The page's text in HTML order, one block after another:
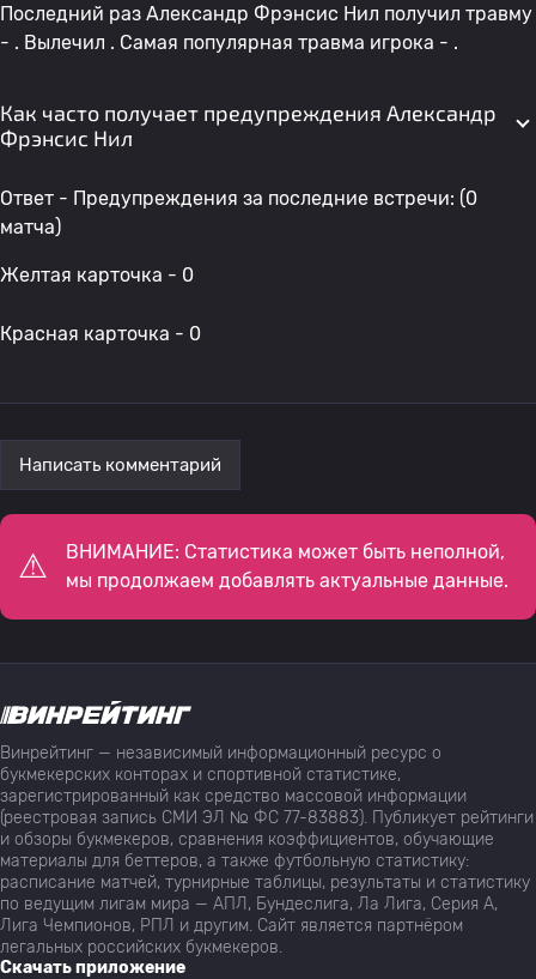
Последний раз Александр Фрэнсис Нил получил травму
- . Вылечил . Самая популярная травма игрока - .
Как часто получает предупреждения Александр
Фрэнсис Нил
Ответ - Предупреждения за последние встречи: (0
матча)
Желтая карточка - 0
Красная карточка - 0
Написать комментарий
ВНИМАНИЕ: Статистика может быть неполной,
мы продолжаем добавлять актуальные данные.
Винрейтинг — независимый информационный ресурс о
букмекерских конторах и спортивной статистике,
зарегистрированный как средство массовой информации
(реестровая запись СМИ ЭЛ № ФС 77-83883). Публикует рейтинги
и обзоры букмекеров, сравнения коэффициентов, обучающие
материалы для беттеров, а также футбольную статистику:
расписание матчей, турнирные таблицы, результаты и статистику
по ведущим лигам мира — АПЛ, Бундеслига, Ла Лига, Серия А,
Лига Чемпионов, РПЛ и другим. Сайт является партнёром
легальных российских букмекеров.
Скачать приложение